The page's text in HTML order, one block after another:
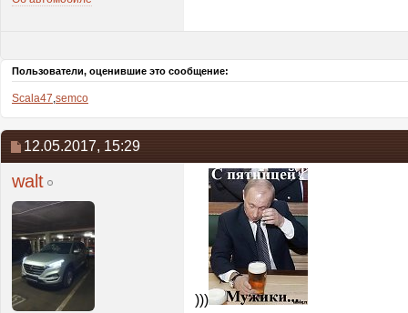
Пользователи, оценившие это сообщение:
Scala47,semco
12.05.2017, 15:29
walt
)))